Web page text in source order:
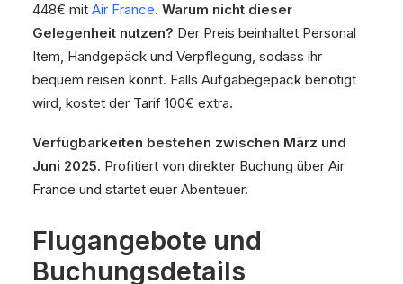
448€ mit Air France. Warum nicht dieser
Gelegenheit nutzen? Der Preis beinhaltet Personal
Item, Handgepäck und Verpflegung, sodass ihr
bequem reisen könnt. Falls Aufgabegepäck benötigt
wird, kostet der Tarif 100€ extra.
Verfügbarkeiten bestehen zwischen März und
Juni 2025. Profitiert von direkter Buchung über Air
France und startet euer Abenteuer.
Flugangebote und
Buchungsdetails